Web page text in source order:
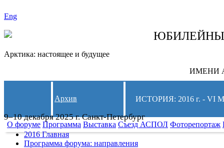
Eng
Арктика: настоящее и будущее
ИМЕНИ
9–10 декабря 2025 г. Санкт-Петербург
Архив ИСТОРИЯ: 2016 г. -
О форуме Программа Выставка Съезд АСПОЛ Фоторепортаж
2016 Главная
Программа форума: направления